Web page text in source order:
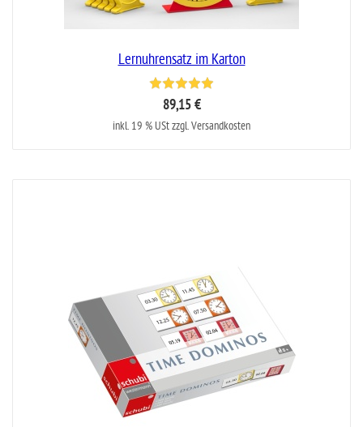
Lernuhrensatz im Karton
89,15 €
inkl. 19 % USt zzgl. Versandkosten